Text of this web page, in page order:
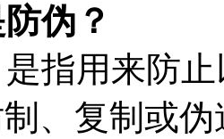
伪？
用来防止
、复制或